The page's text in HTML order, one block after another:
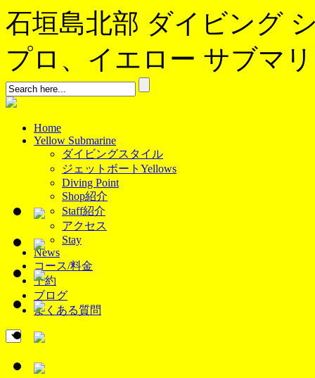
石垣島北部 ダイビング
プロ、イエロー サブマ
Home
Yellow Submarine
ダイビングスタイル
ジェットボートYellows
Diving Point
Shop紹介
Staff紹介
アクセス
Stay
News
コース/料金
予約
ブログ
よくある質問